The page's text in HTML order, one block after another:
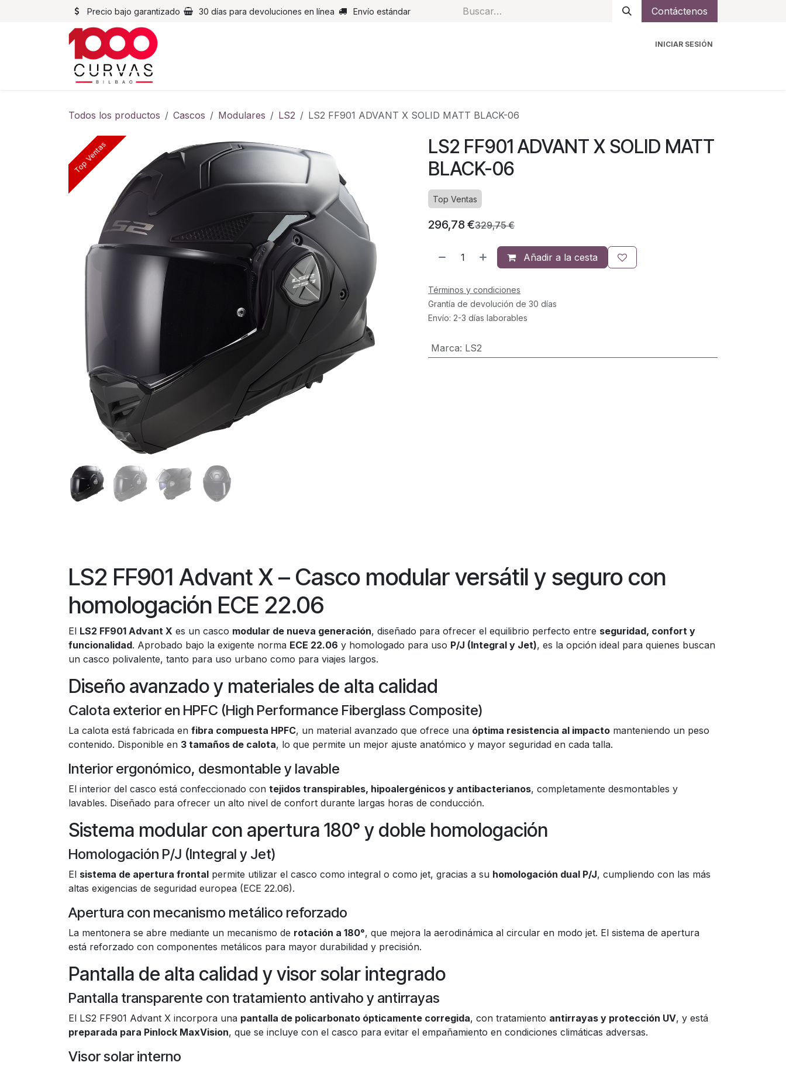
Precio bajo garantizado 30 días para devoluciones en línea Envío estándar Contáctenos
INICIAR SESIÓN
Todos los productos Cascos Modulares LS2 LS2 FF901 ADVANT X SOLID MATT BLACK-06
Top Ventas
Top Ventas
LS2 FF901 ADVANT X SOLID MATT
BLACK-06
Top Ventas
296,78€329,75€
Añadir a la cesta
Términos y condiciones
Grantía de devolución de 30 días
Envío: 2-3 días laborables
Marca: LS2
LS2 FF901 Advant X – Casco modular versátil y seguro con
homologación ECE 22.06
El LS2 FF901 Advant X es un casco modular de nueva generación, diseñado para ofrecer el equilibrio perfecto entre seguridad, confort y
funcionalidad. Aprobado bajo la exigente norma ECE 22.06 y homologado para uso P/J (Integral y Jet), es la opción ideal para quienes buscan
un casco polivalente, tanto para uso urbano como para viajes largos.
Diseño avanzado y materiales de alta calidad
Calota exterior en HPFC (High Performance Fiberglass Composite)
La calota está fabricada en fibra compuesta HPFC, un material avanzado que ofrece una óptima resistencia al impacto manteniendo un peso
contenido. Disponible en 3 tamaños de calota, lo que permite un mejor ajuste anatómico y mayor seguridad en cada talla.
Interior ergonómico, desmontable y lavable
El interior del casco está confeccionado con tejidos transpirables, hipoalergénicos y antibacterianos, completamente desmontables y
lavables. Diseñado para ofrecer un alto nivel de confort durante largas horas de conducción.
Sistema modular con apertura 180° y doble homologación
Homologación P/J (Integral y Jet)
El sistema de apertura frontal permite utilizar el casco como integral o como jet, gracias a su homologación dual P/J, cumpliendo con las más
altas exigencias de seguridad europea (ECE 22.06).
Apertura con mecanismo metálico reforzado
La mentonera se abre mediante un mecanismo de rotación a 180°, que mejora la aerodinámica al circular en modo jet. El sistema de apertura
está reforzado con componentes metálicos para mayor durabilidad y precisión.
Pantalla de alta calidad y visor solar integrado
Pantalla transparente con tratamiento antivaho y antirrayas
El LS2 FF901 Advant X incorpora una pantalla de policarbonato ópticamente corregida, con tratamiento antirrayas y protección UV, y está
preparada para Pinlock MaxVision, que se incluye con el casco para evitar el empañamiento en condiciones climáticas adversas.
Visor solar interno